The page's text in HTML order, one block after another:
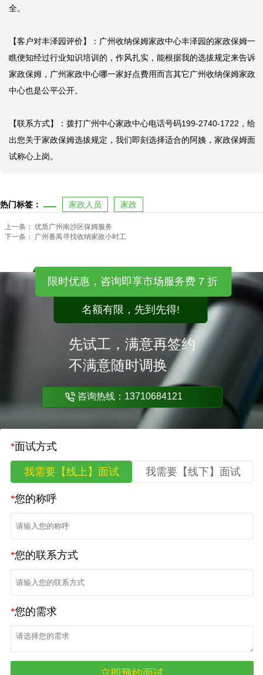
全。
【客户对丰泽园评价】：广州收纳保姆家政中心丰泽园的家政保姆一
瞧便知经过行业知识培训的，作风扎实，能根据我的选拔规定来告诉
家政保姆，广州家政中心哪一家好点费用而言其它广州收纳保姆家政
中心也是公平公开。
【联系方式】：拨打广州中心家政中心电话号码199-2740-1722，给
出您关于家政保姆选拔规定，我们即刻选择适合的阿姨，家政保姆面
试称心上岗。
热门标签： 家政人员 家政
上一条： 优质广州南沙区保姆服务
下一条：
广州番禺寻找收纳家政小时工
限时优惠，咨询即享市场服务费 7 折
名额有限，先到先得!
先试工，满意再签约
不满意随时调换
咨询热线：13710684121
*面试方式
我需要【线上】面试 我需要【线下】面试
*您的称呼
*您的联系方式
*您的需求